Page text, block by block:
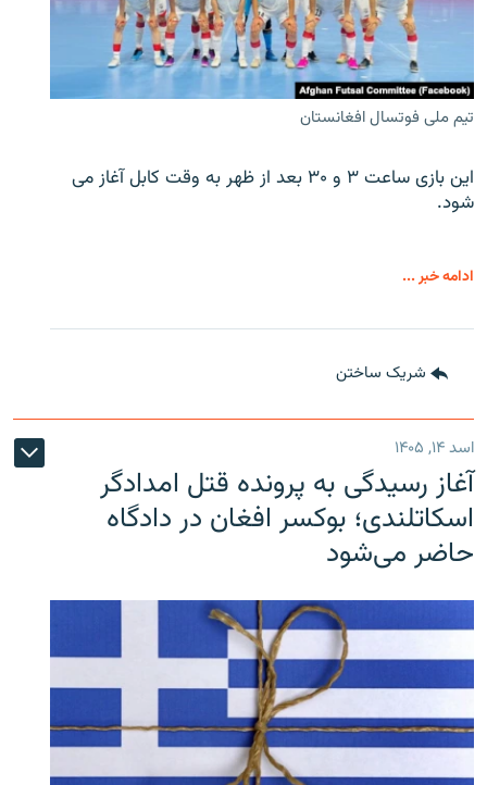
تیم ملی فوتسال افغانستان
این بازی ساعت ۳ و ۳۰ بعد از ظهر به وقت کابل آغاز می
شود.
ادامه خبر ...
شریک ساختن
اسد ۱۴, ۱۴۰۵
آغاز رسیدگی به پرونده قتل امدادگر
اسکاتلندی؛ بوکسر افغان در دادگاه
حاضر می‌شود